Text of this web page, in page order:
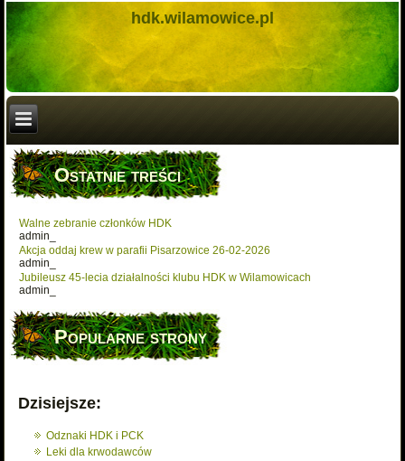
hdk.wilamowice.pl
Ostatnie treści
Walne zebranie członków HDK
admin_
Akcja oddaj krew w parafii Pisarzowice 26-02-2026
admin_
Jubileusz 45-lecia działalności klubu HDK w Wilamowicach
admin_
Popularne strony
Dzisiejsze:
Odznaki HDK i PCK
Leki dla krwodawców